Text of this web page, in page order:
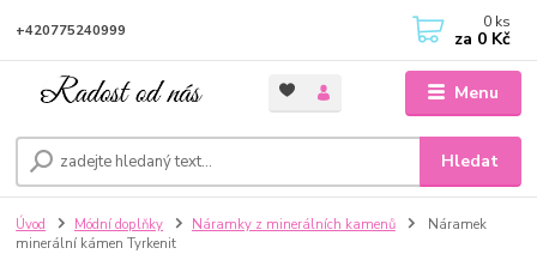
Menu
Hledat
+420775240999 0 ks
za 0 Kč
Úvod Módní doplňky Náramky z minerálních kamenů
Náramek
minerální kámen Tyrkenit